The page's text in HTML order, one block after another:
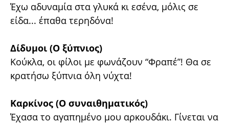
Έχω αδυναμία στα γλυκά κι εσένα, μόλις σε
είδα... έπαθα τερηδόνα!
Δίδυμοι (Ο ξύπνιος)
Κούκλα, οι φίλοι με φωνάζουν “Φραπέ”! Θα σε
κρατήσω ξύπνια όλη νύχτα!
Καρκίνος (Ο συναιθηματικός)
Έχασα το αγαπημένο μου αρκουδάκι. Γίνεται να